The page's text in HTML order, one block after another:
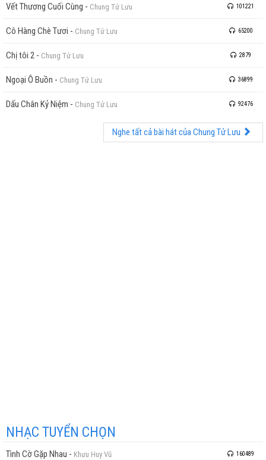
Vết Thương Cuối Cùng - Chung Tử Lưu 101221
Cô Hàng Chè Tươi - Chung Tử Lưu 65200
Chị tôi 2 - Chung Tử Lưu 2879
Ngoại Ô Buồn - Chung Tử Lưu 36899
Dấu Chân Kỷ Niệm - Chung Tử Lưu 92476
Nghe tất cả bài hát của Chung Tử Lưu
NHẠC TUYỂN CHỌN
Tình Cờ Gặp Nhau - Khưu Huy Vũ 160489